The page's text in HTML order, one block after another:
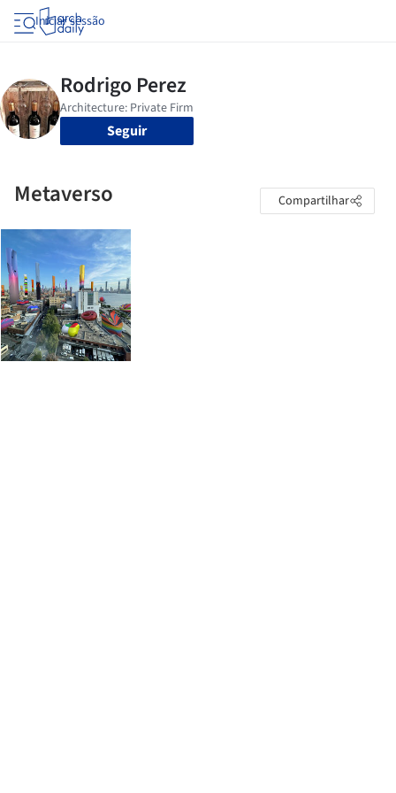
Iniciar sessão
Seguir
Metaverso Compartilhar